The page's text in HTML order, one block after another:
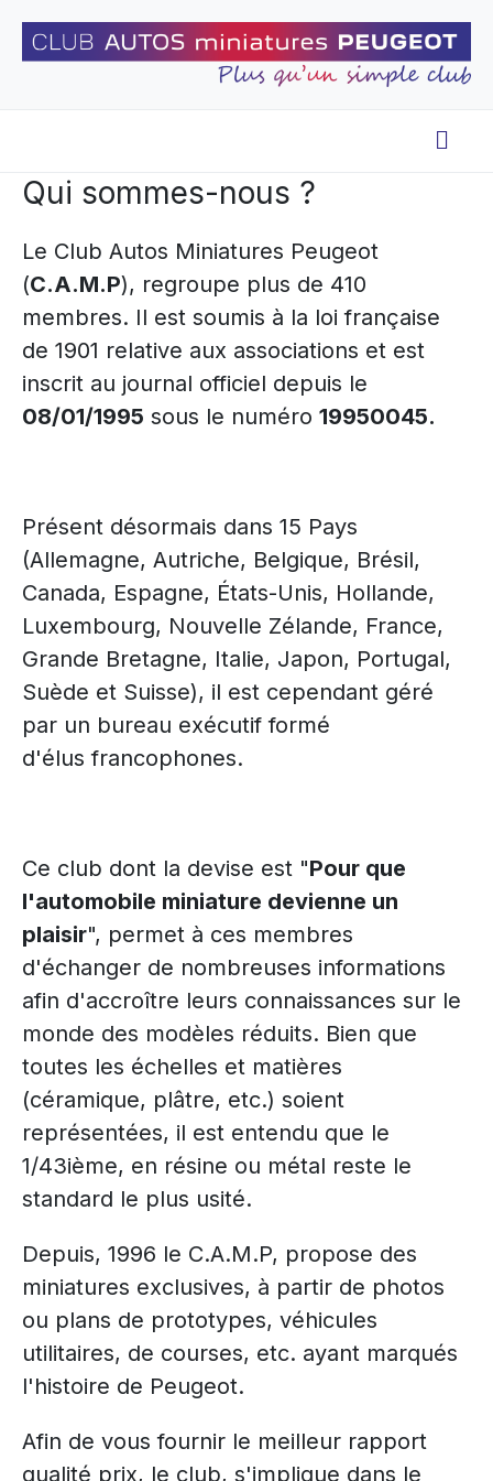
Qui sommes-nous ?
Le Club Autos Miniatures Peugeot
(C.A.M.P), regroupe plus de 410
membres. Il est soumis à la loi française
de 1901 relative aux associations et est
inscrit au journal officiel depuis le
08/01/1995 sous le numéro 19950045.
Présent désormais dans 15 Pays
(Allemagne, Autriche, Belgique, Brésil,
Canada, Espagne, États-Unis, Hollande,
Luxembourg, Nouvelle Zélande, France,
Grande Bretagne, Italie, Japon, Portugal,
Suède et Suisse), il est cependant géré
par un bureau exécutif formé
d'élus francophones.
Ce club dont la devise est "Pour que
l'automobile miniature devienne un
plaisir", permet à ces membres
d'échanger de nombreuses informations
afin d'accroître leurs connaissances sur le
monde des modèles réduits. Bien que
toutes les échelles et matières
(céramique, plâtre, etc.) soient
représentées, il est entendu que le
1/43ième, en résine ou métal reste le
standard le plus usité.
Depuis, 1996 le C.A.M.P, propose des
miniatures exclusives, à partir de photos
ou plans de prototypes, véhicules
utilitaires, de courses, etc. ayant marqués
l'histoire de Peugeot.
Afin de vous fournir le meilleur rapport
qualité prix, le club, s'implique dans le